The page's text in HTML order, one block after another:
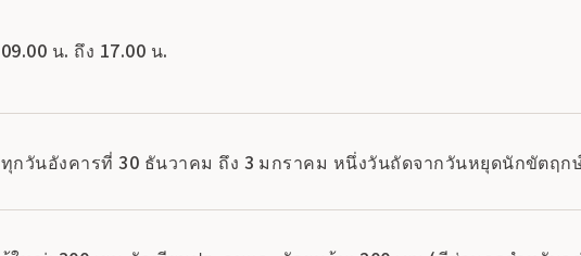
09.00 น. ถึง 17.00 น.
ทุกวันอังคารที่ 30 ธันวาคม ถึง 3 มกราคม หนึ่งวันถัดจากวันหยุดนักขัตฤก